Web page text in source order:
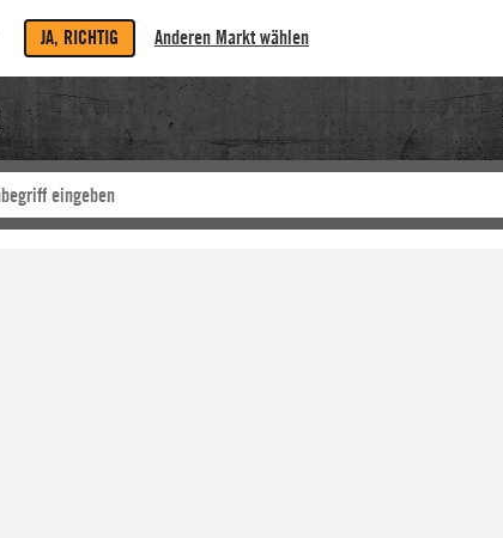
JA, RICHTIG Anderen Markt wählen